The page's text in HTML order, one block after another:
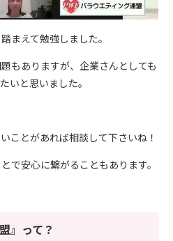
まえて勉強しました。
もありますが、企業さんとしても
いと思いました。
ことがあれば相談して下さいね！
で安心に繋がることもあります。
』って？